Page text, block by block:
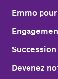
Emmo
Succession
Devenez